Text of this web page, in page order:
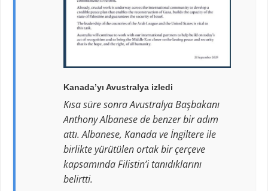
Kanada’yı Avustralya izledi
Kısa süre sonra Avustralya Başbakanı
Anthony Albanese de benzer bir adım
attı. Albanese, Kanada ve İngiltere ile
birlikte yürütülen ortak bir çerçeve
kapsamında Filistin’i tanıdıklarını
belirtti.